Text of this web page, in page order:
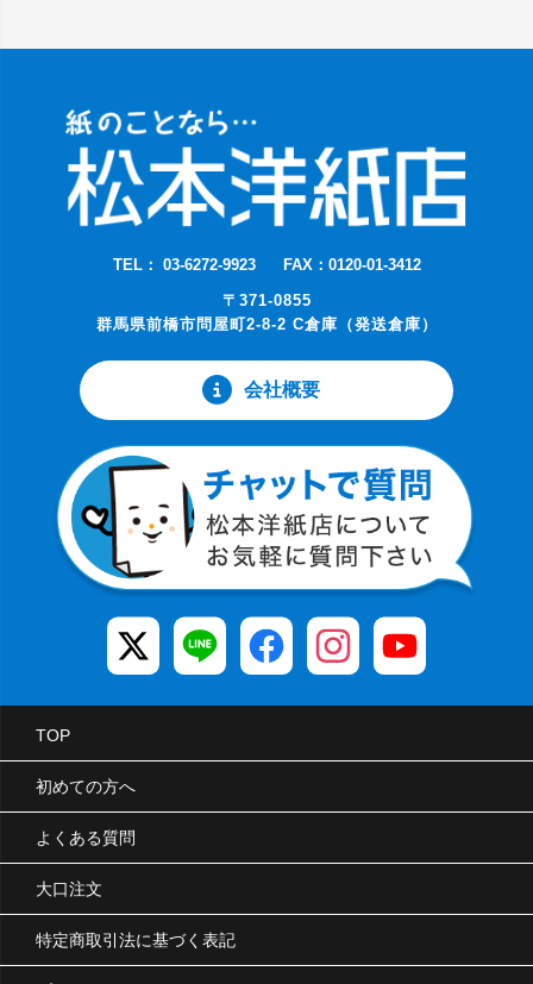
TEL： 03-6272-9923
FAX：0120-01-3412
〒371-0855
群馬県前橋市問屋町2-8-2 C倉庫（発送倉庫）
会社概要
TOP
初めての方へ
よくある質問
大口注文
特定商取引法に基づく表記